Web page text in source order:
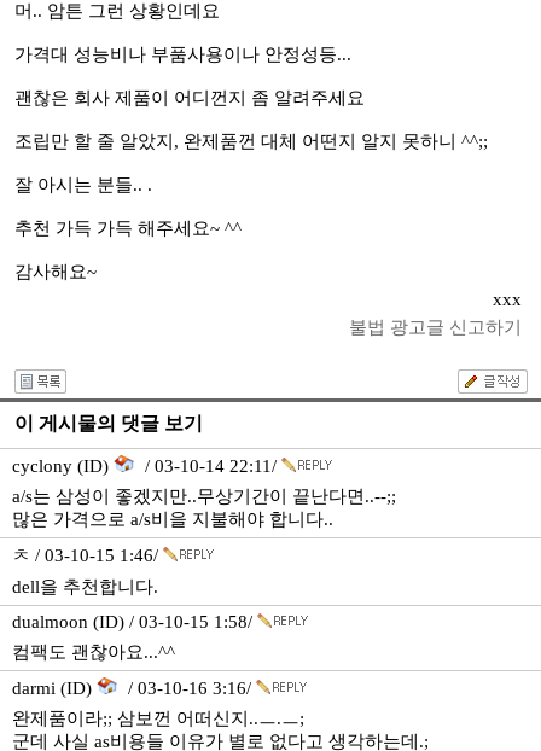
머.. 암튼 그런 상황인데요
가격대 성능비나 부품사용이나 안정성등...
괜찮은 회사 제품이 어디껀지 좀 알려주세요
조립만 할 줄 알았지, 완제품껀 대체 어떤지 알지 못하니 ^^;;
잘 아시는 분들.. .
추천 가득 가득 해주세요~ ^^
감사해요~
xxx
불법 광고글 신고하기
이 게시물의 댓글 보기
cyclony (ID)
/ 03-10-14 22:11/
a/s는 삼성이 좋겠지만..무상기간이 끝난다면..--;;
많은 가격으로 a/s비을 지불해야 합니다..
ㅊ / 03-10-15 1:46/
dell을 추천합니다.
dualmoon (ID) / 03-10-15 1:58/
컴팩도 괜찮아요...^^
darmi (ID)
/ 03-10-16 3:16/
완제품이라;; 삼보껀 어떠신지..ㅡ.ㅡ;
군데 사실 as비용들 이유가 별로 없다고 생각하는데.;